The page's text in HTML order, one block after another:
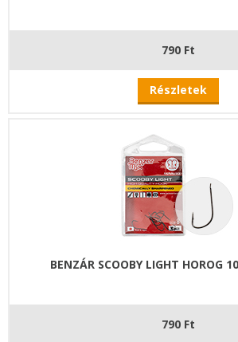
790 Ft
Részletek
BENZÁR SCOOBY LIGHT HOROG
790 Ft